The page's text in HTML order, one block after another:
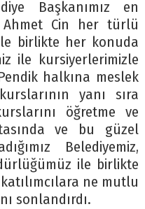
Başkanımız en
Ahmet Cin her türlü
birlikte her konuda
ile kursiyerlerimizle
halkına meslek
yanı sıra
öğretme ve
ve bu güzel
Belediyemiz,
ile birlikte
ne mutlu
sonlandırdı.